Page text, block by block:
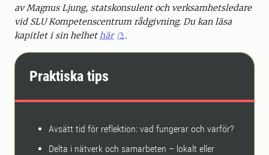
av Magnus Ljung, statskonsulent och verksamhetsledare
vid SLU Kompetenscentrum rådgivning. Du kan läsa
kapitlet i sin helhethär .
Praktiska tips
Avsätt tid för reflektion: vad fungerar och varför?
Delta i nätverk och samarbeten – lokalt eller